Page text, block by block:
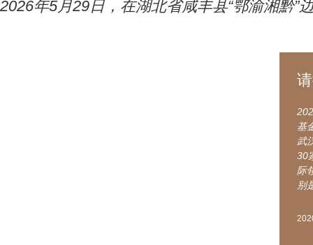
2026年5月29日，在湖北省咸丰县“鄂渝湘黔
基
武
30
际
别